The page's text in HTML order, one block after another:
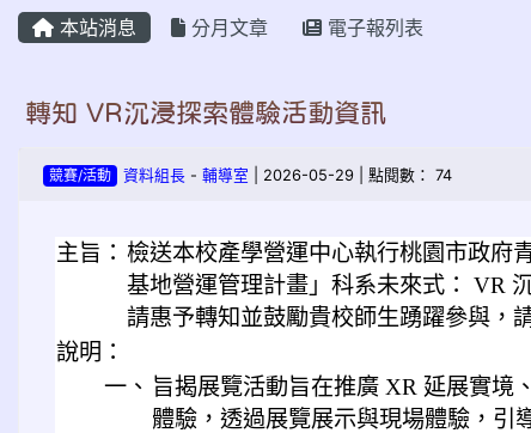
本站消息 分月文章 電子報列表
轉知 VR沉浸探索體驗活動資訊
競賽/活動 資料組長- 輔導室 | 2026-05-29 | 點閱數： 74
主旨： 檢送本校產學營運中心執行桃園市政府
基地營運管理計畫」科系未來式： VR
請惠予轉知並鼓勵貴校師生踴躍參與，
說明：
一、 旨揭展覽活動旨在推廣 XR 延展實境
體驗，透過展覽展示與現場體驗，引